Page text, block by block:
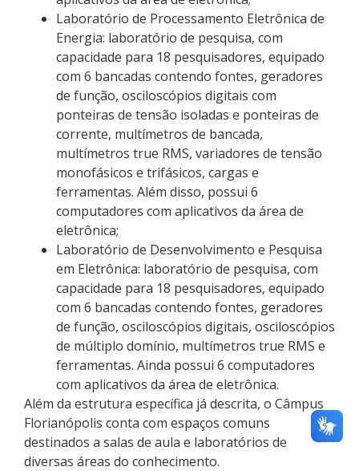
Laboratório de Processamento Eletrônica de
Energia: laboratório de pesquisa, com
capacidade para 18 pesquisadores, equipado
com 6 bancadas contendo fontes, geradores
de função, osciloscópios digitais com
ponteiras de tensão isoladas e ponteiras de
corrente, multímetros de bancada,
multímetros true RMS, variadores de tensão
monofásicos e trifásicos, cargas e
ferramentas. Além disso, possui 6
computadores com aplicativos da área de
eletrônica;
Laboratório de Desenvolvimento e Pesquisa
em Eletrônica: laboratório de pesquisa, com
capacidade para 18 pesquisadores, equipado
com 6 bancadas contendo fontes, geradores
de função, osciloscópios digitais, osciloscópios
de múltiplo domínio, multímetros true RMS e
ferramentas. Ainda possui 6 computadores
com aplicativos da área de eletrônica.
Além da estrutura específica já descrita, o Câmpus
Florianópolis conta com espaços comuns
destinados a salas de aula e laboratórios de
diversas áreas do conhecimento.